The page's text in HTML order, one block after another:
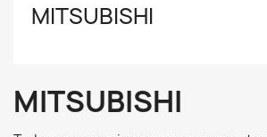
MITSUBISHI
MITSUBISHI